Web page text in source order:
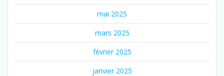
mai 2025
mars 2025
février 2025
janvier 2025